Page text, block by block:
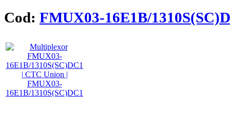
Cod: FMUX03-16E1B/